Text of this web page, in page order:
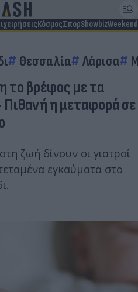
ΚόσμοςΣπορShowbizWeekend
Θεσσαλία Λάρισα
το βρέφος με τα
η μεταφορά σε
ζωή δίνουν οι γιατροί
εγκαύματα στο